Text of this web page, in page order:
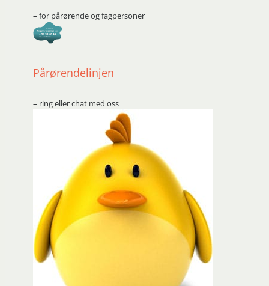
– for pårørende og fagpersoner
Pårørendelinjen
– ring eller chat med oss